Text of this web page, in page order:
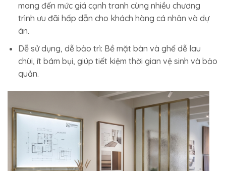
mang đến mức giá cạnh tranh cùng nhiều chương
trình ưu đãi hấp dẫn cho khách hàng cá nhân và dự
án.
Dễ sử dụng, dễ bảo trì: Bề mặt bàn và ghế dễ lau
chùi, ít bám bụi, giúp tiết kiệm thời gian vệ sinh và bảo
quản.